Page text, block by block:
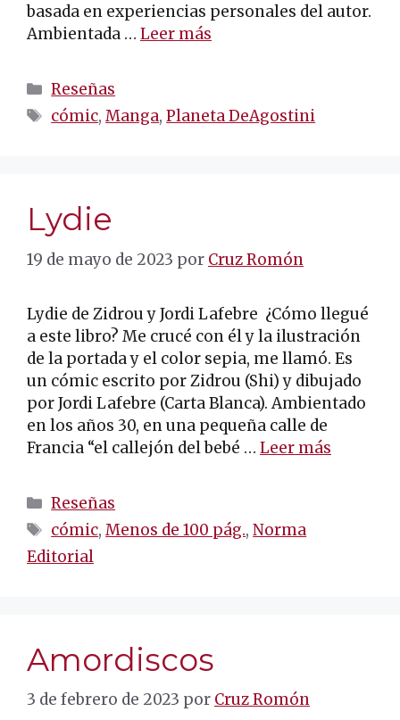
basada en experiencias personales del autor.
Ambientada … Leer más
Categorías
Reseñas
Etiquetas
cómic,Manga,Planeta DeAgostini
Lydie
19 de mayo de 2023 por Cruz Romón
Lydie de Zidrou y Jordi Lafebre ¿Cómo llegué
a este libro? Me crucé con él y la ilustración
de la portada y el color sepia, me llamó. Es
un cómic escrito por Zidrou (Shi) y dibujado
por Jordi Lafebre (Carta Blanca). Ambientado
en los años 30, en una pequeña calle de
Francia “el callejón del bebé … Leer más
Categorías
Reseñas
Etiquetas
cómic,Menos de 100 pág.,Norma
Editorial
Amordiscos
3 de febrero de 2023 por Cruz Romón